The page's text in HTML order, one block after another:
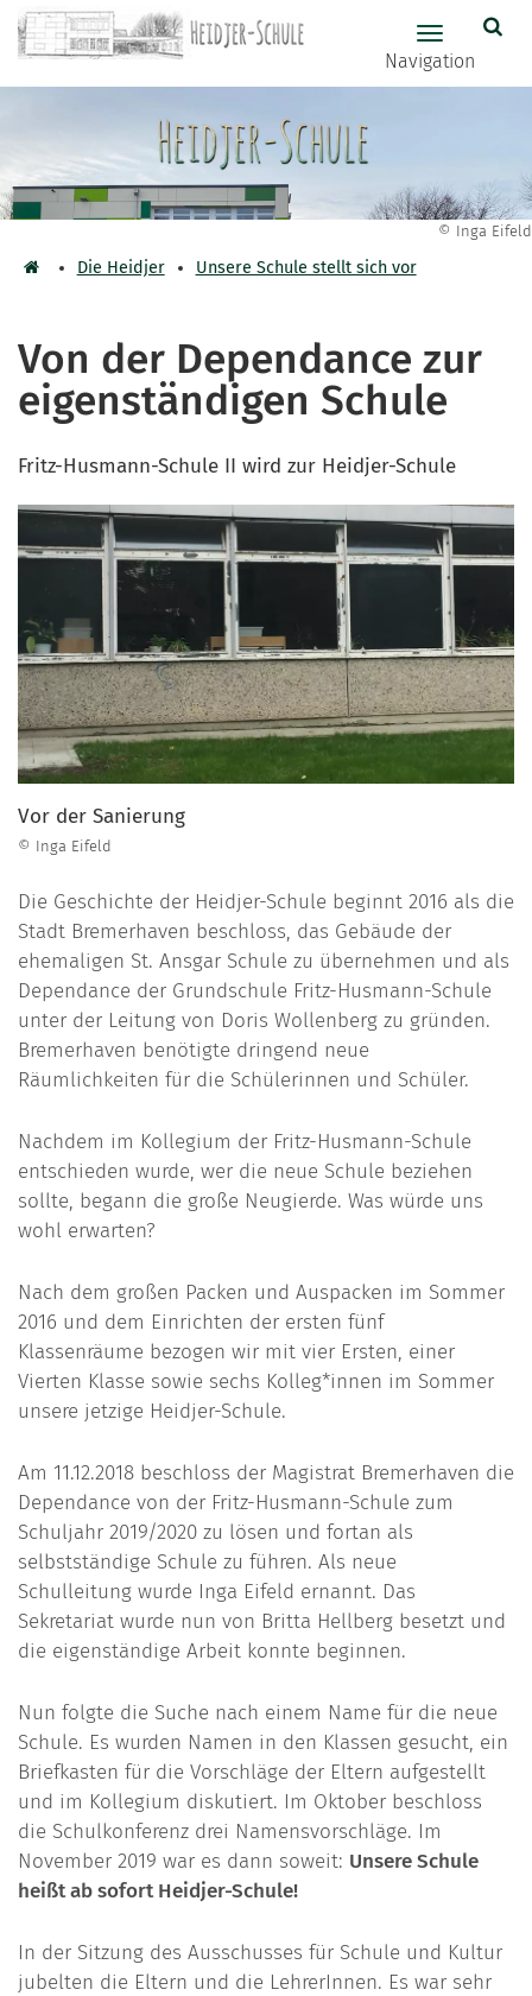
Zum Hauptinhalt springen
Navigation
© Inga Eifeld
Die Heidjer Unsere Schule stellt sich vor
Von der Dependance zur
eigenständigen Schule
Fritz-Husmann-Schule II wird zur Heidjer-Schule
Vor der Sanierung
© Inga Eifeld
Die Geschichte der Heidjer-Schule beginnt 2016 als die
Stadt Bremerhaven beschloss, das Gebäude der
ehemaligen St. Ansgar Schule zu übernehmen und als
Dependance der Grundschule Fritz-Husmann-Schule
unter der Leitung von Doris Wollenberg zu gründen.
Bremerhaven benötigte dringend neue
Räumlichkeiten für die Schülerinnen und Schüler.
Nachdem im Kollegium der Fritz-Husmann-Schule
entschieden wurde, wer die neue Schule beziehen
sollte, begann die große Neugierde. Was würde uns
wohl erwarten?
Nach dem großen Packen und Auspacken im Sommer
2016 und dem Einrichten der ersten fünf
Klassenräume bezogen wir mit vier Ersten, einer
Vierten Klasse sowie sechs Kolleg*innen im Sommer
unsere jetzige Heidjer-Schule.
Am 11.12.2018 beschloss der Magistrat Bremerhaven die
Dependance von der Fritz-Husmann-Schule zum
Schuljahr 2019/2020 zu lösen und fortan als
selbstständige Schule zu führen. Als neue
Schulleitung wurde Inga Eifeld ernannt. Das
Sekretariat wurde nun von Britta Hellberg besetzt und
die eigenständige Arbeit konnte beginnen.
Nun folgte die Suche nach einem Name für die neue
Schule. Es wurden Namen in den Klassen gesucht, ein
Briefkasten für die Vorschläge der Eltern aufgestellt
und im Kollegium diskutiert. Im Oktober beschloss
die Schulkonferenz drei Namensvorschläge. Im
November 2019 war es dann soweit: Unsere Schule
heißt ab sofort Heidjer-Schule!
In der Sitzung des Ausschusses für Schule und Kultur
jubelten die Eltern und die LehrerInnen. Es war sehr